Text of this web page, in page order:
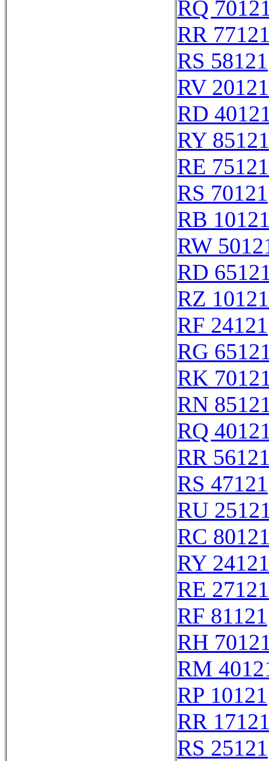
RQ
RR
RS 58121
RV 20121
RD
RY 85121
RE 75121
RS 70121
RB
RW
RD
RZ 10121
RF 24121
RG
RK
RN
RQ
RR
RS 47121
RU
RC
RY 24121
RE 27121
RF 81121
RH
RM
RP 10121
RR
RS 25121